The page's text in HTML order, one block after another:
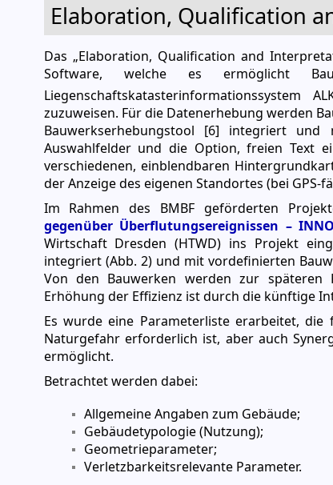
Elaboration, Qualification
Das „Elaboration, Qualification and
Software, welche es ermöglicht
Liegenschaftskatasterinformationssystem
zuzuweisen. Für die Datenerhebung werden
Bauwerkserhebungstool [6] integriert
Auswahlfelder und die Option, freien Text
verschiedenen, einblendbaren
der Anzeige des eigenen Standortes (bei
Im Rahmen des BMBF geförderten
gegenüber Überflutungsereignissen –
Wirtschaft Dresden (HTWD) ins Projekt
integriert (Abb. 2) und mit vordefinierten
Von den Bauwerken werden zur späteren
Erhöhung der Effizienz ist durch die künftige
Es wurde eine Parameterliste erarbeitet,
Naturgefahr erforderlich ist, aber auch
ermöglicht.
Betrachtet werden dabei:
Allgemeine Angaben zum Gebäude;
Gebäudetypologie (Nutzung);
Geometrieparameter;
Verletzbarkeitsrelevante Parameter.